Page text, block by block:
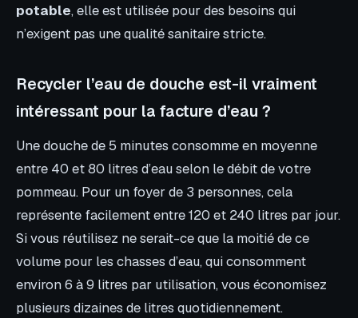
potable, elle est utilisée pour des besoins qui
n’exigent pas une qualité sanitaire stricte.
Recycler l’eau de douche est-il vraiment
intéressant pour la facture d’eau ?
Une douche de 5 minutes consomme en moyenne
entre 40 et 80 litres d’eau selon le débit de votre
pommeau. Pour un foyer de 3 personnes, cela
représente facilement entre 120 et 240 litres par jour.
Si vous réutilisez ne serait-ce que la moitié de ce
volume pour les chasses d’eau, qui consomment
environ 6 à 9 litres par utilisation, vous économisez
plusieurs dizaines de litres quotidiennement.